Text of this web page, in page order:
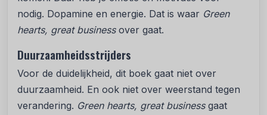
nodig. Dopamine en energie. Dat is waar Green
hearts, great businessover gaat.
Duurzaamheidsstrijders
Voor de duidelijkheid, dit boek gaat niet over
duurzaamheid. En ook niet over weerstand tegen
verandering. Green hearts, great businessgaat